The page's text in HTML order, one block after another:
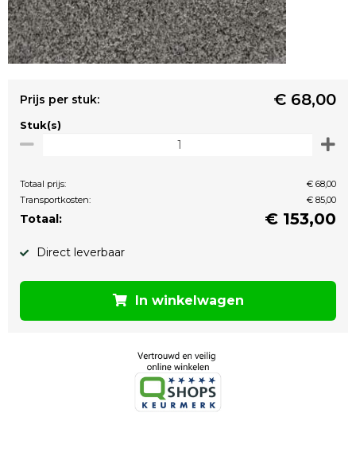
Prijs per stuk: € 68,00
Stuk(s)
Totaal prijs:
€ 68,00
Transportkosten:
€ 85,00
Totaal: € 153,00
Direct leverbaar
In winkelwagen